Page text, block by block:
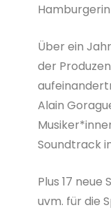
Über ein
der
Alain
Soundtrack
Plus 17
uvm. für die